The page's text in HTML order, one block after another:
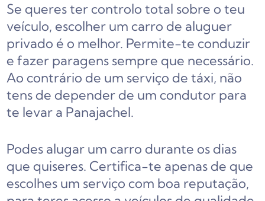
Se queres ter controlo total sobre o teu
veículo, escolher um carro de aluguer
privado é o melhor. Permite-te conduzir
e fazer paragens sempre que necessário.
Ao contrário de um serviço de táxi, não
tens de depender de um condutor para
te levar a Panajachel.
Podes alugar um carro durante os dias
que quiseres. Certifica-te apenas de que
escolhes um serviço com boa reputação,